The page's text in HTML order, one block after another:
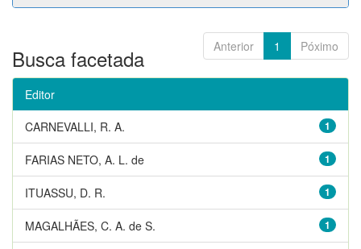
Anterior 1 Póximo
Busca facetada
Editor
1
CARNEVALLI, R. A.
1
FARIAS NETO, A. L. de
1
ITUASSU, D. R.
1
MAGALHÃES, C. A. de S.